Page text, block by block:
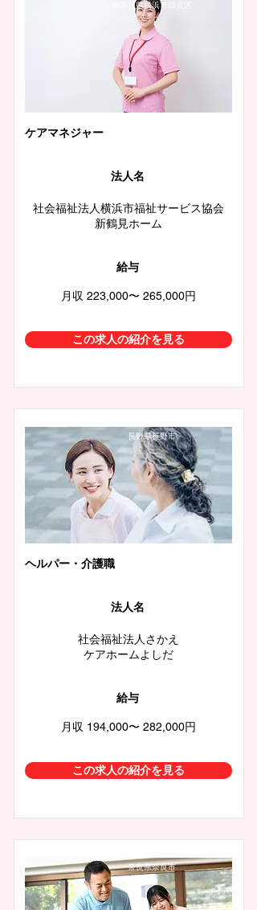
神奈川県横浜市鶴見区
ケアマネジャー
法人名
社会福祉法人横浜市福祉サービス協会
新鶴見ホーム
給与
月収 223,000〜 265,000円
この求人の紹介を見る
長野県長野市
ヘルパー・介護職
法人名
社会福祉法人さかえ
ケアホームよしだ
給与
月収 194,000〜 282,000円
この求人の紹介を見る
奈良県奈良市